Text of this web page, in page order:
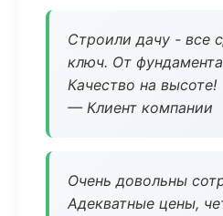
Строили дачу - все
ключ. От
Качество на высоте!
— Клиент компании
Очень довольны
Адекватные цены,